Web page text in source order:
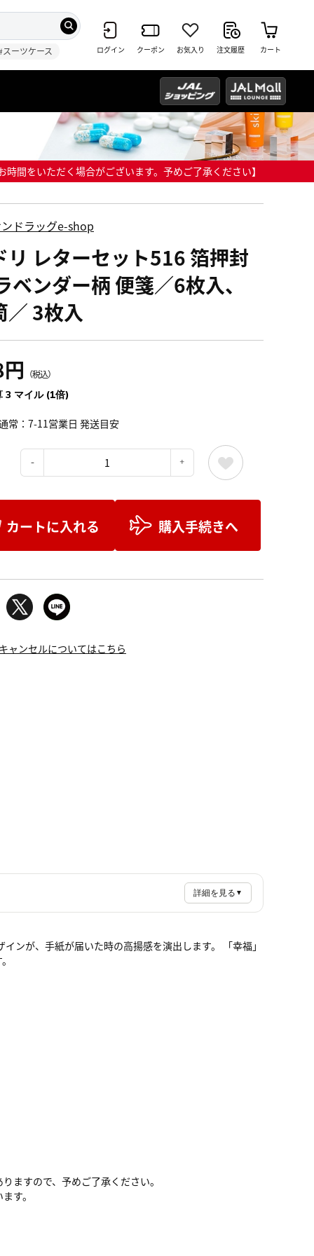
スーツケース ログイン クーポン お気入り 注文履歴 カート
間をいただく場合がございます。予めご了承ください】
ドラッグe-shop
リ レターセット516 箔押封
ベンダー柄 便箋／6枚入、
／ 3枚入
（税込）
3 マイル (1倍)
常：7-11営業日 発送目安
カートに入れる 購入手続きへ
ャンセルについてはこちら
詳細を見る ▼
ンが、手紙が届いた時の高揚感を演出します。 「幸福」
ますので、予めご了承ください。
す。